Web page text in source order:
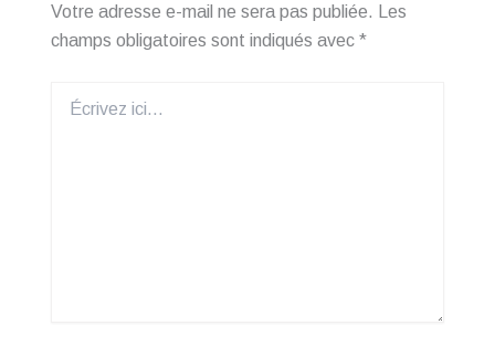
Votre adresse e-mail ne sera pas publiée.
Les
champs obligatoires sont indiqués avec *
ici…